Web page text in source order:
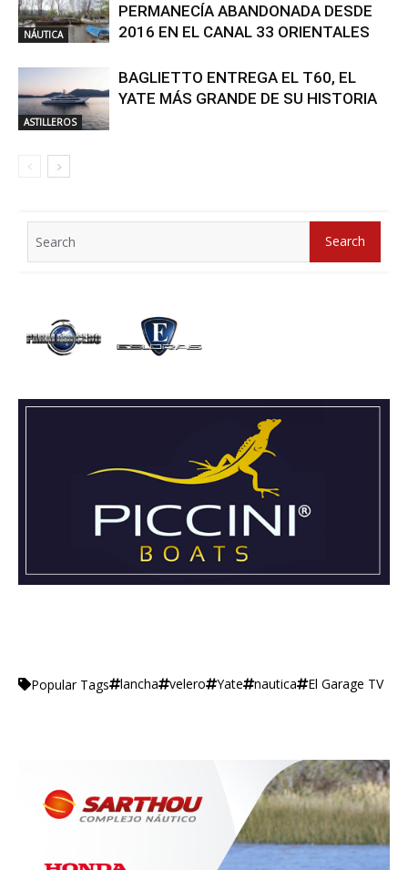
NÁUTICA
PERMANECÍA ABANDONADA DESDE
2016 EN EL CANAL 33 ORIENTALES
ASTILLEROS
BAGLIETTO ENTREGA EL T60, EL
YATE MÁS GRANDE DE SU HISTORIA
for:
Search
Popular Tags lancha velero Yate nautica El Garage TV